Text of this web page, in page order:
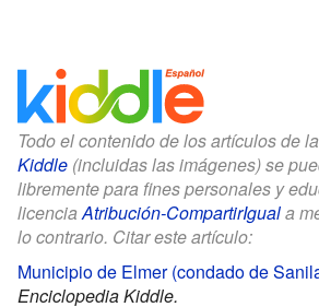
Todo el contenido de los artículos de la
Kiddle (incluidas las imágenes) se
libremente para fines personales y
licenciaAtribución-CompartirIguala
lo contrario. Citar este artículo:
Municipio de Elmer (condado de
Enciclopedia Kiddle.